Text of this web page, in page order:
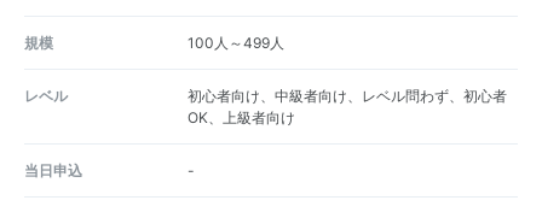
規模 100人～499人
レベル
初心者向け、中級者向け、レベル問わず、初心者
OK、上級者向け
当日申込 -